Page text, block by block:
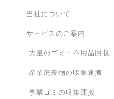
当社について
サービスのご案内
大量のゴミ・不用品回収
産業廃棄物の収集運搬
事業ゴミの収集運搬